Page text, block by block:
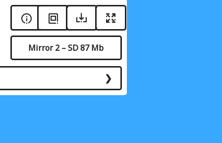
Mirror 2 – SD 87 Mb